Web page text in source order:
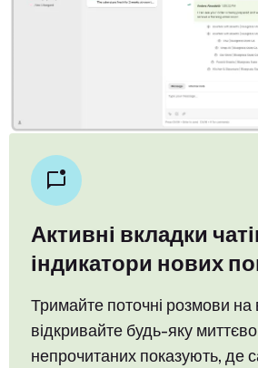
Активні вкладки
індикатори нових
Тримайте поточні розмови на
відкривайте будь-яку
непрочитаних показують, де